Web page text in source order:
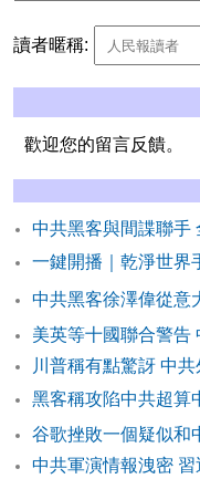
讀者暱稱:
歡迎您的留言反饋。
中共黑客與間諜聯手
一鍵開播｜乾淨世界
中共黑客徐澤偉從意
美英等十國聯合警告
川普稱有點驚訝 中
黑客稱攻陷中共超算
谷歌挫敗一個疑似和
中共軍演情報洩密